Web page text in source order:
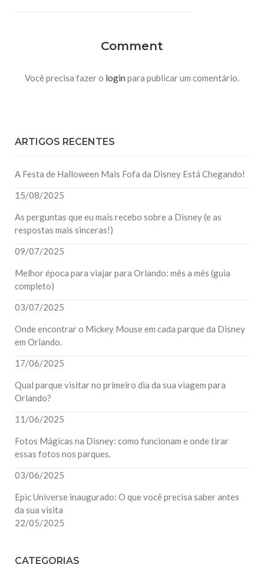
Comment
Você precisa fazer o login para publicar um comentário.
ARTIGOS RECENTES
A Festa de Halloween Mais Fofa da Disney Está Chegando!
15/08/2025
As perguntas que eu mais recebo sobre a Disney (e as
respostas mais sinceras!)
09/07/2025
Melhor época para viajar para Orlando: mês a mês (guia
completo)
03/07/2025
Onde encontrar o Mickey Mouse em cada parque da Disney
em Orlando.
17/06/2025
Qual parque visitar no primeiro dia da sua viagem para
Orlando?
11/06/2025
Fotos Mágicas na Disney: como funcionam e onde tirar
essas fotos nos parques.
03/06/2025
Epic Universe inaugurado: O que você precisa saber antes
da sua visita
22/05/2025
CATEGORIAS